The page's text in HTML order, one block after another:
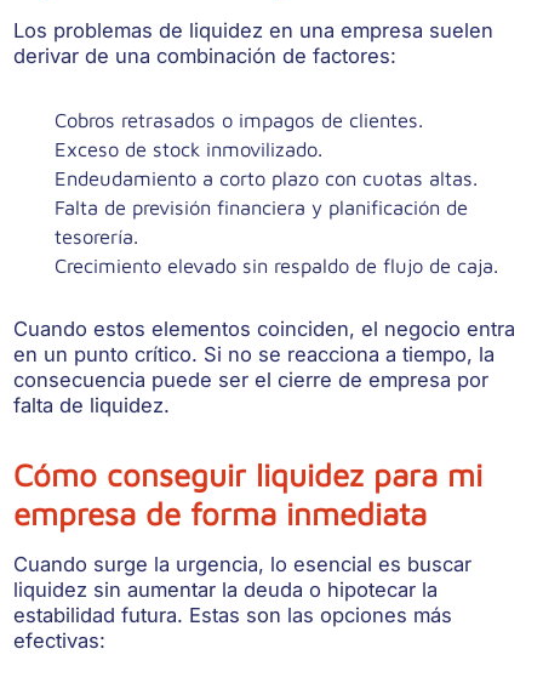
Los problemas de liquidez en una empresa suelen
derivar de una combinación de factores:
Cobros retrasados o impagos de clientes.
Exceso de stock inmovilizado.
Endeudamiento a corto plazo con cuotas altas.
Falta de previsión financiera y planificación de
tesorería.
Crecimiento elevado sin respaldo de flujo de caja.
Cuando estos elementos coinciden, el negocio entra
en un punto crítico. Si no se reacciona a tiempo, la
consecuencia puede ser el cierre de empresa por
falta de liquidez.
Cómo conseguir liquidez para mi
empresa de forma inmediata
Cuando surge la urgencia, lo esencial es buscar
liquidez sin aumentar la deuda o hipotecar la
estabilidad futura. Estas son las opciones más
efectivas: